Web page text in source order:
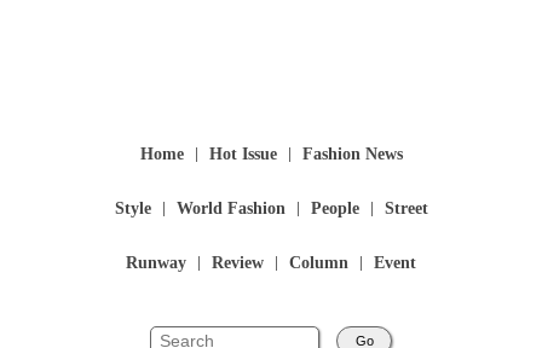
Home Hot Issue Fashion News
Style World Fashion People Street
Runway Review Column Event
Go